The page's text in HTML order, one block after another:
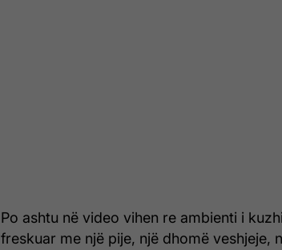
Po ashtu në video vihen re ambienti i
freskuar me një pije, një dhomë veshjeje,